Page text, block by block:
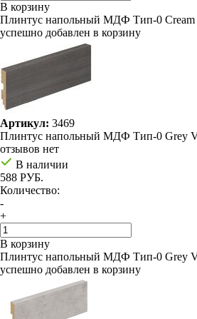
В корзину
Плинтус напольный МДФ Тип-0 Cream
успешно добавлен в корзину
Артикул: 3469
Плинтус напольный МДФ Тип-0 Grey
отзывов нет
В наличии
588 РУБ.
Количество:
-
+
В корзину
Плинтус напольный МДФ Тип-0 Grey
успешно добавлен в корзину